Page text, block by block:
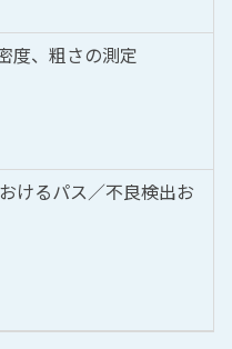
度、粗さの測定
けるパス／不良検出お